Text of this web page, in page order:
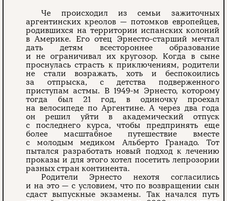
Че происходил из семьи зажиточных
аргентинских креолов — потомков европейцев,
родившихся на территории испанских колоний
в Америке. Его отец Эрнесто-старший мечтал
дать детям всестороннее образование
и не ограничивал их кругозор. Когда в сыне
проснулась страсть к приключениям, родители
не стали возражать, хоть и беспокоились
за отпрыска, с детства подверженного
приступам астмы. В 1949-м Эрнесто, которому
тогда был 21 год, в одиночку проехал
на велосипеде по Аргентине. А через два года
он решил уйти в академический отпуск
с последнего курса, чтобы предпринять еще
более масштабное путешествие вместе
с молодым медиком Альберто Гранадо. Тот
пытался разработать новый подход к лечению
проказы и для этого хотел посетить лепрозории
разных стран континента.
Родители Эрнесто нехотя согласились
и на это — с условием, что по возвращении сын
сдаст выпускные экзамены. Так начался путь